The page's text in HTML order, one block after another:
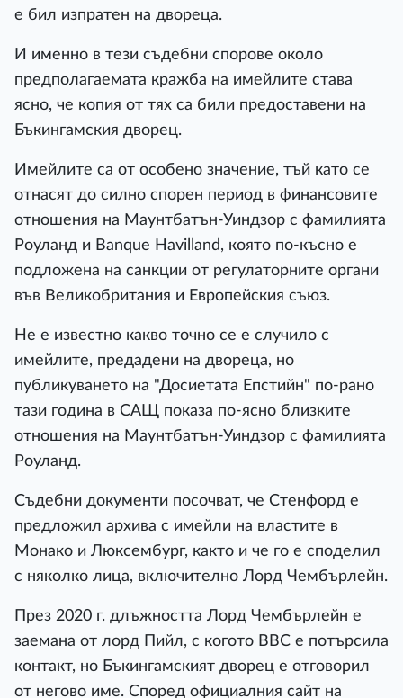
е бил изпратен на двореца.
И именно в тези съдебни спорове около
предполагаемата кражба на имейлите става
ясно, че копия от тях са били предоставени на
Бъкингамския дворец.
Имейлите са от особено значение, тъй като се
отнасят до силно спорен период в финансовите
отношения на Маунтбатън-Уиндзор с фамилията
Роуланд и Banque Havilland, която по-късно е
подложена на санкции от регулаторните органи
във Великобритания и Европейския съюз.
Не е известно какво точно се е случило с
имейлите, предадени на двореца, но
публикуването на "Досиетата Епстийн" по-рано
тази година в САЩ показа по-ясно близките
отношения на Маунтбатън-Уиндзор с фамилията
Роуланд.
Съдебни документи посочват, че Стенфорд е
предложил архива с имейли на властите в
Монако и Люксембург, както и че го е споделил
с няколко лица, включително Лорд Чембърлейн.
През 2020 г. длъжността Лорд Чембърлейн е
заемана от лорд Пийл, с когото BBC е потърсила
контакт, но Бъкингамският дворец е отговорил
от негово име. Според официалния сайт на